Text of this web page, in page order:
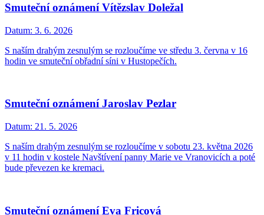
Smuteční oznámení Vítězslav Doležal
Datum: 3. 6. 2026
S naším drahým zesnulým se rozloučíme ve středu 3. června v 16
hodin ve smuteční obřadní síni v Hustopečích.
Smuteční oznámení Jaroslav Pezlar
Datum: 21. 5. 2026
S naším drahým zesnulým se rozloučíme v sobotu 23. května 2026
v 11 hodin v kostele Navštívení panny Marie ve Vranovicích a poté
bude převezen ke kremaci.
Smuteční oznámení Eva Fricová